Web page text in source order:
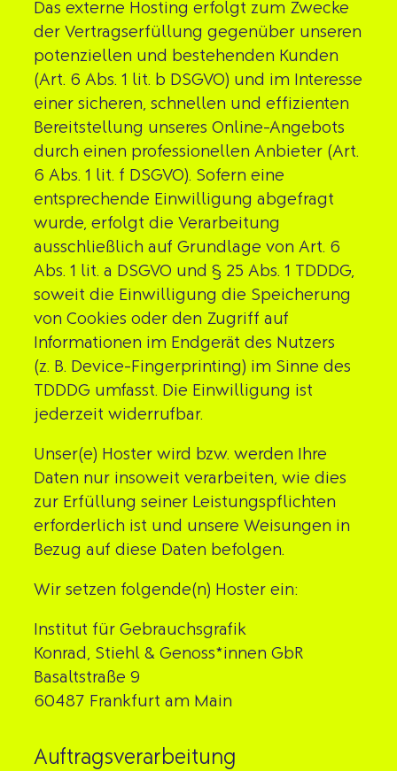
Das externe Hosting erfolgt zum Zwecke
der Vertragserfüllung gegenüber unseren
potenziellen und bestehenden Kunden
(Art. 6 Abs. 1 lit. b DSGVO) und im Interesse
einer sicheren, schnellen und effizienten
Bereitstellung unseres Online-Angebots
durch einen professionellen Anbieter (Art.
6 Abs. 1 lit. f DSGVO). Sofern eine
entsprechende Einwilligung abgefragt
wurde, erfolgt die Verarbeitung
ausschließlich auf Grundlage von Art. 6
Abs. 1 lit. a DSGVO und § 25 Abs. 1 TDDDG,
soweit die Einwilligung die Speicherung
von Cookies oder den Zugriff auf
Informationen im Endgerät des Nutzers
(z. B. Device-Fingerprinting) im Sinne des
TDDDG umfasst. Die Einwilligung ist
jederzeit widerrufbar.
Unser(e) Hoster wird bzw. werden Ihre
Daten nur insoweit verarbeiten, wie dies
zur Erfüllung seiner Leistungspflichten
erforderlich ist und unsere Weisungen in
Bezug auf diese Daten befolgen.
Wir setzen folgende(n) Hoster ein:
Institut für Gebrauchsgrafik
Konrad, Stiehl & Genoss*innen GbR
Basaltstraße 9
60487 Frankfurt am Main
Auftragsverarbeitung